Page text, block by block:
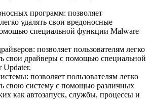
программ: позволяет
удалять свои вредоносные
специальной функции Malware
позволяет пользователям легко
свои драйверы с помощью специальной
позволяет пользователям легко
свою систему с помощью различных
как автозапуск, службы, процессы и